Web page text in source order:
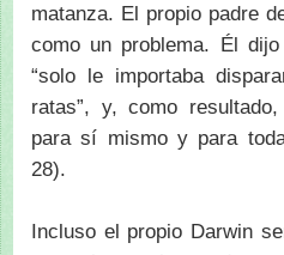
matanza. El propio padre
como un problema. Él
“solo le importaba
ratas”, y, como
para sí mismo y para
28).
Incluso el propio Darwin